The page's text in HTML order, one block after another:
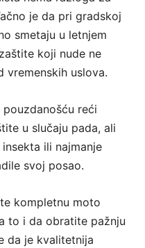
je da pri gradskoj
smetaju u letnjem
koji nude ne
vremenskih uslova.
reći
u slučaju pada, ali
ili najmanje
svoj posao.
kompletnu moto
to i da obratite pažnju
da je kvalitetnija